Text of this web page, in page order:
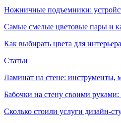
Ножничные подъемники:
Самые смелые цветовые пары и
Как выбирать цвета для
Статьи
Ламинат на стене:
Бабочки на стену своими
Сколько стоили услуги дизайн-